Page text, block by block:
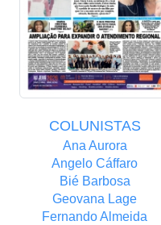
COLUNISTAS
Ana Aurora
Angelo Cáffaro
Bié Barbosa
Geovana Lage
Fernando Almeida